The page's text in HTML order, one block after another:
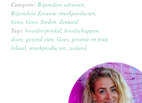
Categorie: Bijzondere adressen
Bijzondere Zeeuwse streekproducten
Goes ,Goes ,Steden Zeeland
Tags:boerderijwinkel ,boodschappen
doen gezond eten ,Goes groente en fruit
lokaal ,streekproducten zeeland